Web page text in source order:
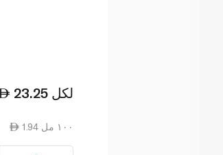
23.25 لكل
1.94 ١٠٠ مل